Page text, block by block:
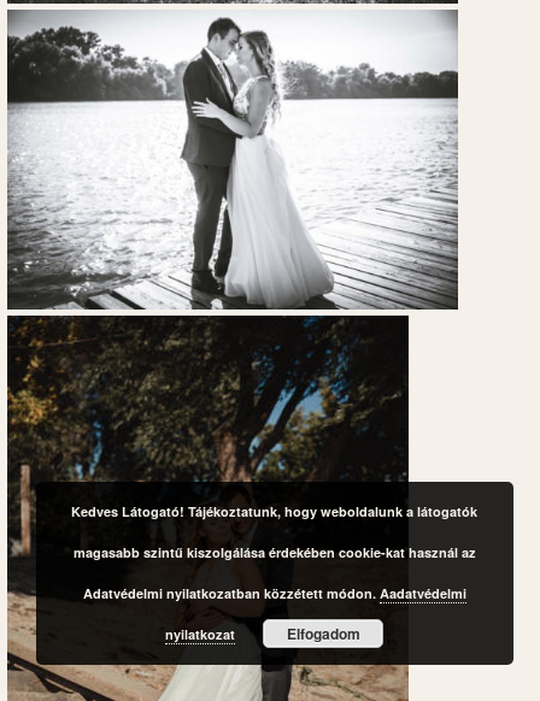
Kedves Látogató! Tájékoztatunk, hogy weboldalunk a látogatók
magasabb szintű kiszolgálása érdekében cookie-kat használ az
Adatvédelmi nyilatkozatban közzétett módon. Aadatvédelmi
nyilatkozat Elfogadom